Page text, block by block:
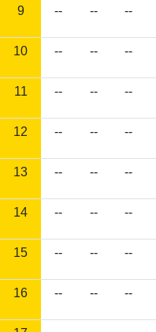
9 -- -- --
10 -- -- --
11 -- -- --
12 -- -- --
13 -- -- --
14 -- -- --
15 -- -- --
16 -- -- --